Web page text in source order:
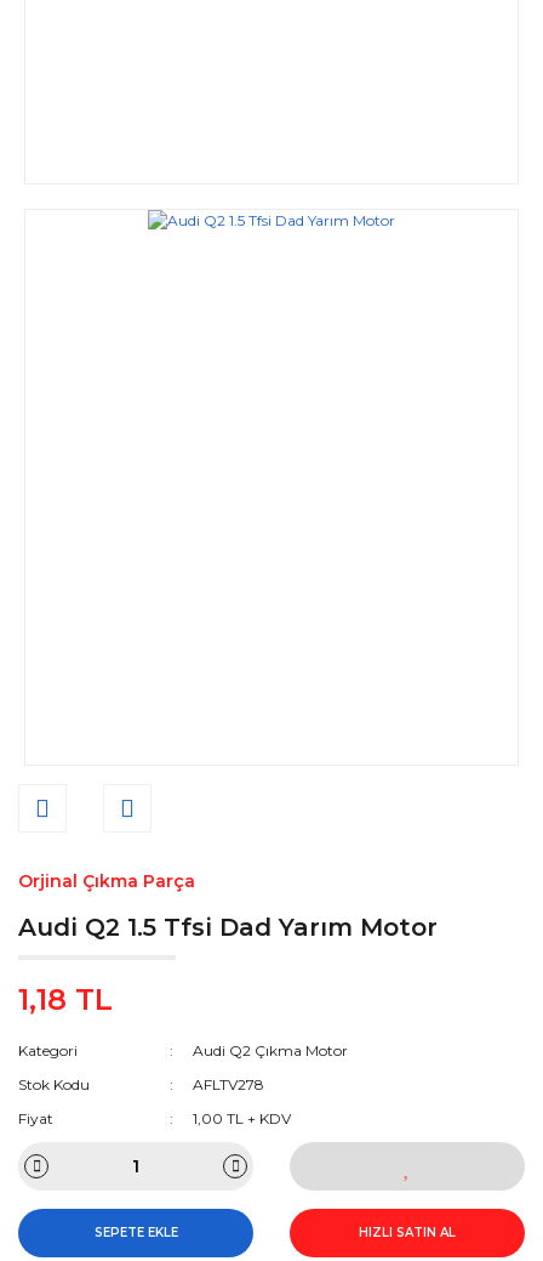
Orjinal Çıkma Parça
Audi Q2 1.5 Tfsi Dad Yarım Motor
1,18 TL
Kategori
Audi Q2 Çıkma Motor
Stok Kodu
AFLTV278
Fiyat
1,00 TL + KDV
SEPETE EKLE HIZLI SATIN AL